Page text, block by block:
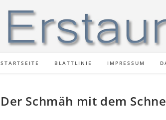
STARTSEITE BLATTLINIE IMPRESSUM
Der Schmäh mit dem